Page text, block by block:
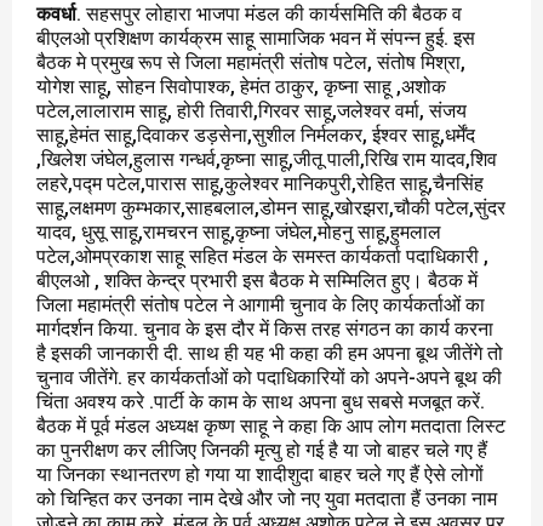
कवर्धा. सहसपुर लोहारा भाजपा मंडल की कार्यसमिति की बैठक व
बीएलओ प्रशिक्षण कार्यक्रम साहू सामाजिक भवन में संपन्न हुई. इस
बैठक मे प्रमुख रूप से जिला महामंत्री संतोष पटेल, संतोष मिश्रा,
योगेश साहू, सोहन सिवोपाश्क, हेमंत ठाकुर, कृष्ना साहू ,अशोक
पटेल,लालाराम साहू, होरी तिवारी,गिरवर साहू,जलेश्वर वर्मा, संजय
साहू,हेमंत साहू,दिवाकर डड़सेना,सुशील निर्मलकर, ईश्वर साहू,धर्मेंद
,खिलेश जंघेल,हुलास गन्धर्व,कृष्ना साहू,जीतू पाली,रिखि राम यादव,शिव
लहरे,पद्म पटेल,पारास साहू,कुलेश्वर मानिकपुरी,रोहित साहू,चैनसिंह
साहू,लक्षमण कुम्भकार,साहबलाल,डोमन साहू,खोरझरा,चौकी पटेल,सुंदर
यादव, धुसू साहू,रामचरन साहू,कृष्ना जंघेल,मोहनु साहू,हुमलाल
पटेल,ओमप्रकाश साहू सहित मंडल के समस्त कार्यकर्ता पदाधिकारी ,
बीएलओ , शक्ति केन्द्र प्रभारी इस बैठक मे सम्मिलित हुए। बैठक में
जिला महामंत्री संतोष पटेल ने आगामी चुनाव के लिए कार्यकर्ताओं का
मार्गदर्शन किया. चुनाव के इस दौर में किस तरह संगठन का कार्य करना
है इसकी जानकारी दी. साथ ही यह भी कहा की हम अपना बूथ जीतेंगे तो
चुनाव जीतेंगे. हर कार्यकर्ताओं को पदाधिकारियों को अपने-अपने बूथ की
चिंता अवश्य करे .पार्टी के काम के साथ अपना बुध सबसे मजबूत करें.
बैठक में पूर्व मंडल अध्यक्ष कृष्ण साहू ने कहा कि आप लोग मतदाता लिस्ट
का पुनरीक्षण कर लीजिए जिनकी मृत्यु हो गई है या जो बाहर चले गए हैं
या जिनका स्थानतरण हो गया या शादीशुदा बाहर चले गए हैं ऐसे लोगों
को चिन्हित कर उनका नाम देखे और जो नए युवा मतदाता हैं उनका नाम